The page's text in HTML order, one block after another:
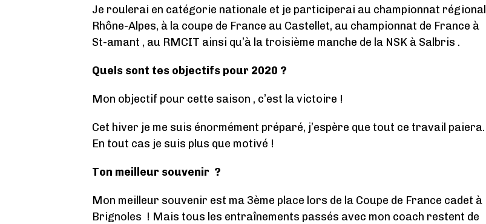
Je roulerai en catégorie nationale et je participerai au championnat régional
Rhône-Alpes, à la coupe de France au Castellet, au championnat de France à
St-amant , au RMCIT ainsi qu’à la troisième manche de la NSK à Salbris .
Quels sont tes objectifs pour 2020 ?
Mon objectif pour cette saison , c’est la victoire !
Cet hiver je me suis énormément préparé, j’espère que tout ce travail paiera.
En tout cas je suis plus que motivé !
Ton meilleur souvenir ?
Mon meilleur souvenir est ma 3ème place lors de la Coupe de France cadet à
Brignoles ! Mais tous les entraînements passés avec mon coach restent de